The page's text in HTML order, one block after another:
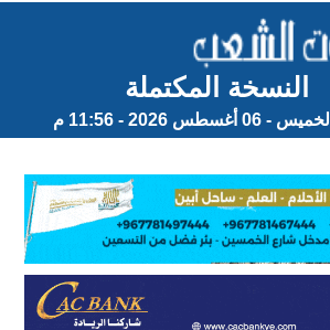
النسخة المكتملة
الخميس - 06 أغسطس 2026 - 11:56 م